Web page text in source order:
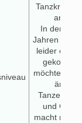
Tanzkreis
In den
Jahren ist
leider
möchte ich
Tanzen
und Geist
macht mir